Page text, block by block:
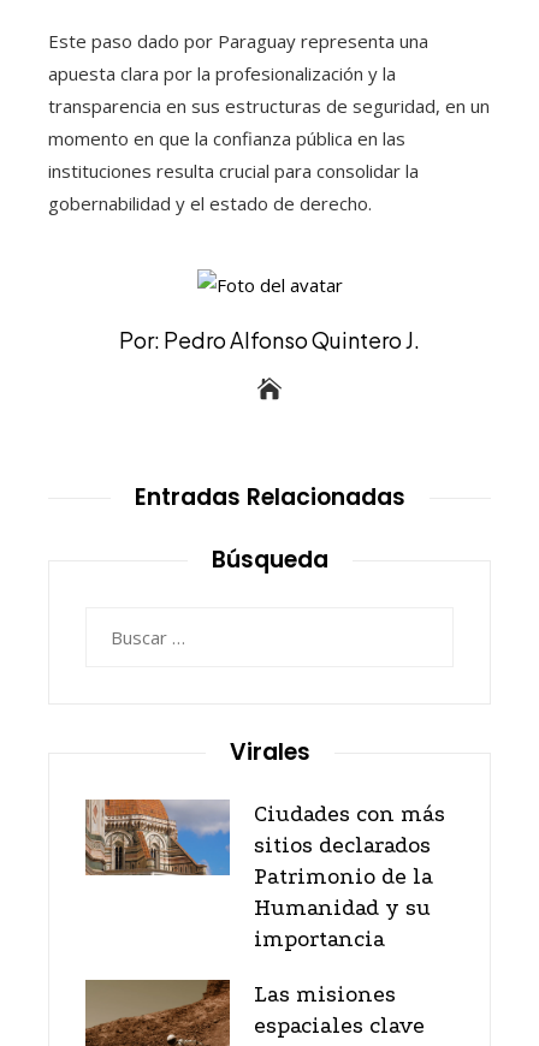
Este paso dado por Paraguay representa una
apuesta clara por la profesionalización y la
transparencia en sus estructuras de seguridad, en un
momento en que la confianza pública en las
instituciones resulta crucial para consolidar la
gobernabilidad y el estado de derecho.
Por: Pedro Alfonso Quintero J.
Entradas Relacionadas
Búsqueda
Virales
Ciudades con más
sitios declarados
Patrimonio de la
Humanidad y su
importancia
Las misiones
espaciales clave